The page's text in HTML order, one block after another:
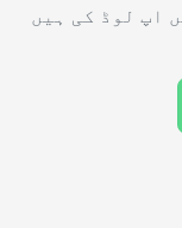
اپ لوڈ کی ہیں